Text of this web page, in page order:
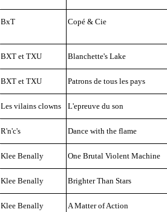
BxT Copé & Cie
BXT et TXU Blanchette's Lake
BXT et TXU Patrons de tous les pays
Les vilains clowns L'epreuve du son
R'n'c's Dance with the flame
Klee Benally One Brutal Violent Machine
Klee Benally Brighter Than Stars
Klee Benally A Matter of Action